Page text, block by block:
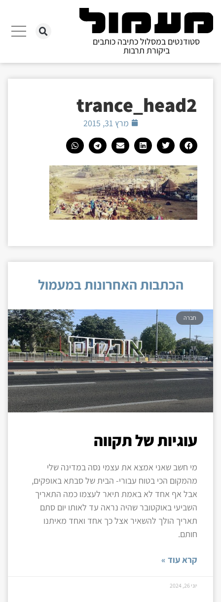
סטודנטים במסלול כתיבה כותבים
ביקורת תרבות
trance_head2
מרץ 31, 2015
הכתבות האחרונות במעמול
חברה
עוגיות של תקווה
מי חשב שאני אמצא את עצמי נסה במדינה שלי
מהמקום הכי בטוח עבורי- הבית של סבתא באופקים,
אבל אף אחד לא באמת תיאר לעצמו כמה התאריך
השביעי באוקטובר שהיה נראה עד לאותו יום סתם
תאריך הולך להשאיר אצל כך אחד ואחד מאיתנו
חותם.
קרא עוד »
יוני 26, 2024